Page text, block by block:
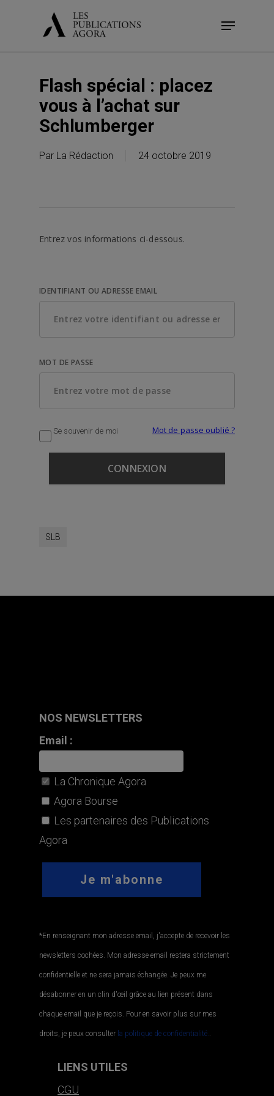
Menu
Flash spécial : placez
vous à l’achat sur
Schlumberger
Par La Rédaction 24 octobre 2019
Entrez vos informations ci-dessous.
IDENTIFIANT OU ADRESSE EMAIL
MOT DE PASSE
Se souvenir de moi Mot de passe oublié ?
SLB
NOS NEWSLETTERS
Email :
La Chronique Agora
Agora Bourse
Les partenaires des Publications
Agora
*En renseignant mon adresse email, j'accepte de recevoir les
newsletters cochées. Mon adresse email restera strictement
confidentielle et ne sera jamais échangée. Je peux me
désabonner en un clin d'œil grâce au lien présent dans
chaque email que je reçois. Pour en savoir plus sur mes
droits, je peux consulter la politique de confidentialité..
LIENS UTILES
CGU